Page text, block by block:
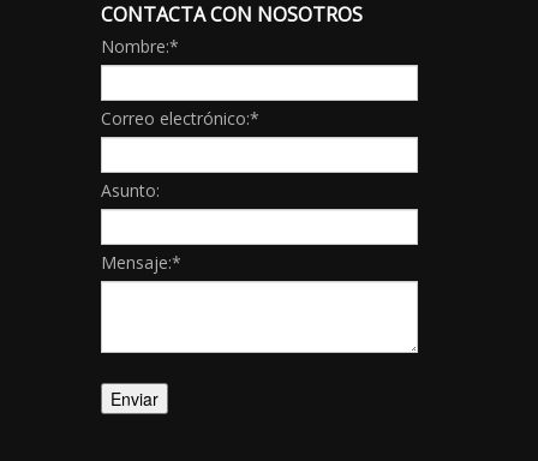
CONTACTA CON NOSOTROS
Nombre:*
Correo electrónico:*
Asunto:
Mensaje:*